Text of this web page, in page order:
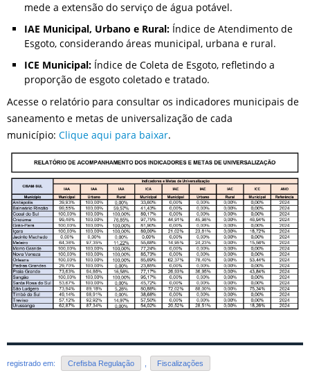
mede a extensão do serviço de água potável.
IAE Municipal, Urbano e Rural: Índice de Atendimento de
Esgoto, considerando áreas municipal, urbana e rural.
ICE Municipal: Índice de Coleta de Esgoto, refletindo a
proporção de esgoto coletado e tratado.
Acesse o relatório para consultar os indicadores municipais de
saneamento e metas de universalização de cada
município: Clique aqui para baixar.
registrado em: Crefisba Regulação , Fiscalizações